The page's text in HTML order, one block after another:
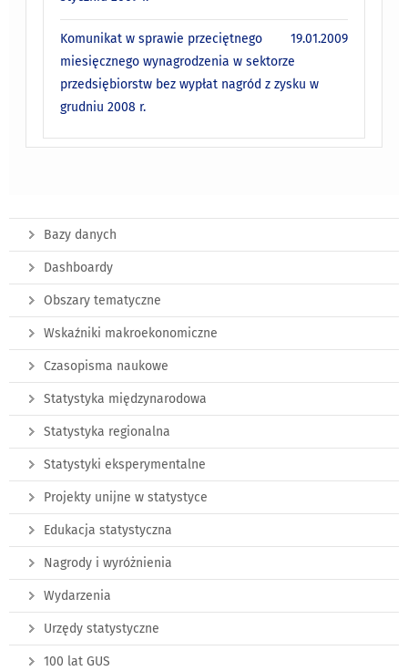
19.01.2009
Komunikat w sprawie przeciętnego
miesięcznego wynagrodzenia w sektorze
przedsiębiorstw bez wypłat nagród z zysku w
grudniu 2008 r.
Bazy danych
Dashboardy
Obszary tematyczne
Wskaźniki makroekonomiczne
Czasopisma naukowe
Statystyka międzynarodowa
Statystyka regionalna
Statystyki eksperymentalne
Projekty unijne w statystyce
Edukacja statystyczna
Nagrody i wyróżnienia
Wydarzenia
Urzędy statystyczne
100 lat GUS